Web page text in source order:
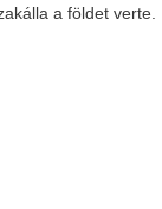
a földet